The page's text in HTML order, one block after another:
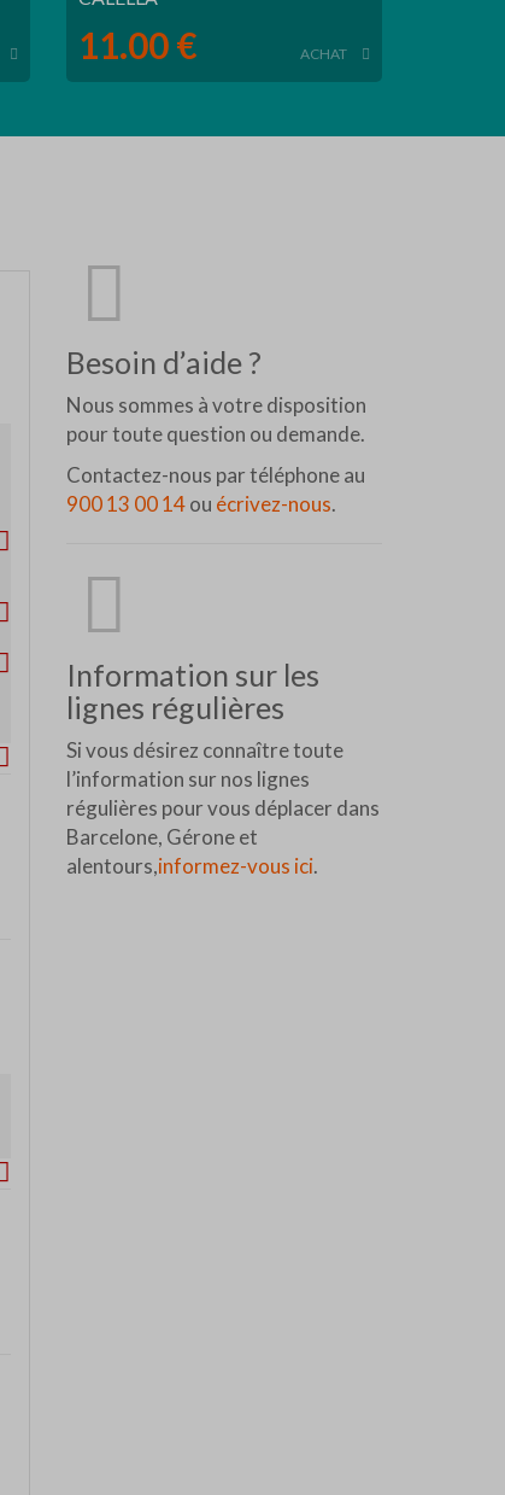
11.00 € ACHAT
Besoin d’aide ?
Nous sommes à votre disposition
pour toute question ou demande.
Contactez-nous par téléphone au
900 13 00 14ou écrivez-nous.
Information sur les
lignes régulières
Si vous désirez connaître toute
l’information sur nos lignes
régulières pour vous déplacer dans
Barcelone, Gérone et
alentours,informez-vous ici.